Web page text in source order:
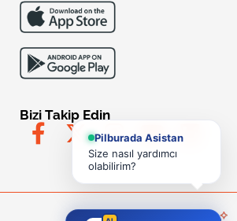
Bizi Takip Edin
Pilburada Asistan
Size nasıl yardımcı
olabilirim?